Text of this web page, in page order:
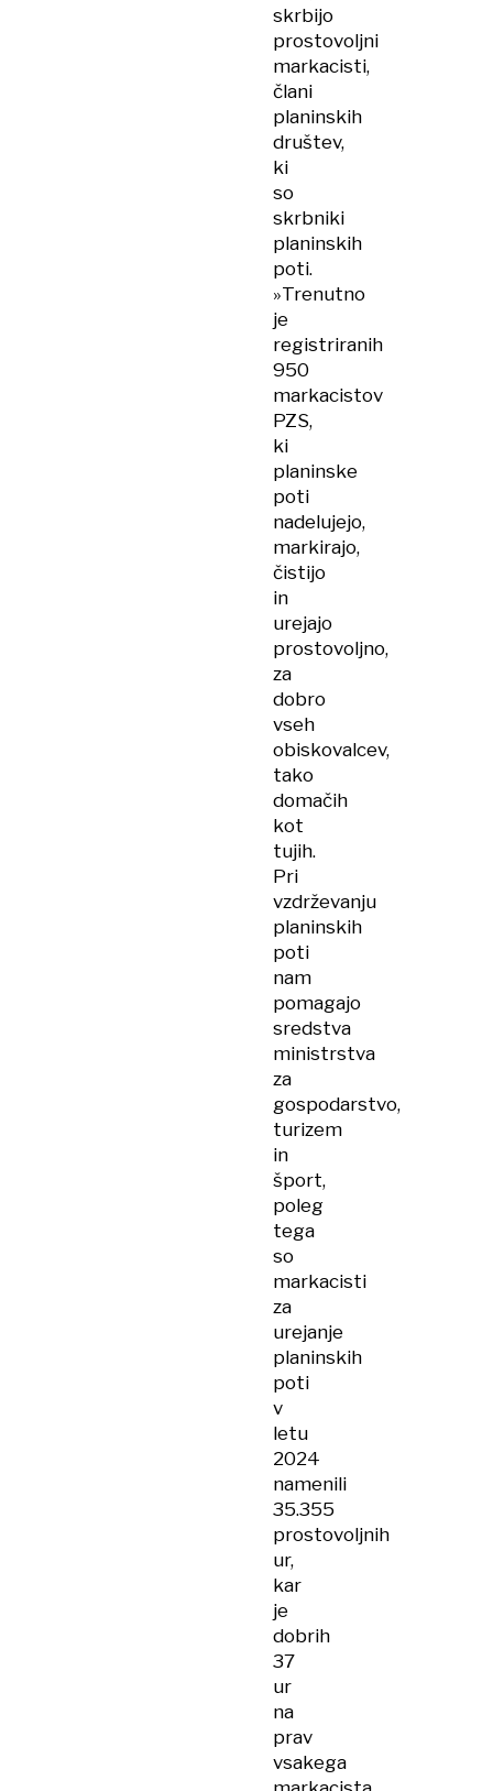
skrbijo
prostovoljni
markacisti,
člani
planinskih
društev,
ki
so
skrbniki
planinskih
poti.
»Trenutno
je
registriranih
950
markacistov
PZS,
ki
planinske
poti
nadelujejo,
markirajo,
čistijo
in
urejajo
prostovoljno,
za
dobro
vseh
obiskovalcev,
tako
domačih
kot
tujih.
Pri
vzdrževanju
planinskih
poti
nam
pomagajo
sredstva
ministrstva
za
gospodarstvo,
turizem
in
šport,
poleg
tega
so
markacisti
za
urejanje
planinskih
poti
v
letu
2024
namenili
35.355
prostovoljnih
ur,
kar
je
dobrih
37
ur
na
prav
vsakega